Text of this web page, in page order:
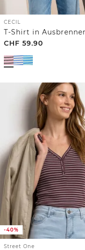
CECIL
CHF 59.90
-40%
Street One